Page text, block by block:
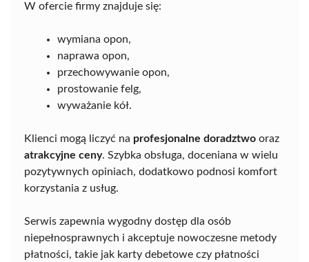
W ofercie firmy znajduje się:
wymiana opon,
naprawa opon,
przechowywanie opon,
prostowanie felg,
wyważanie kół.
Klienci mogą liczyć na profesjonalne doradztwo oraz
atrakcyjne ceny. Szybka obsługa, doceniana w wielu
pozytywnych opiniach, dodatkowo podnosi komfort
korzystania z usług.
Serwis zapewnia wygodny dostęp dla osób
niepełnosprawnych i akceptuje nowoczesne metody
płatności, takie jak karty debetowe czy płatności